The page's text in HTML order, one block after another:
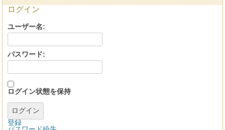
ログイン
ユーザー名:
パスワード:
ログイン状態を保持
ログイン
登録